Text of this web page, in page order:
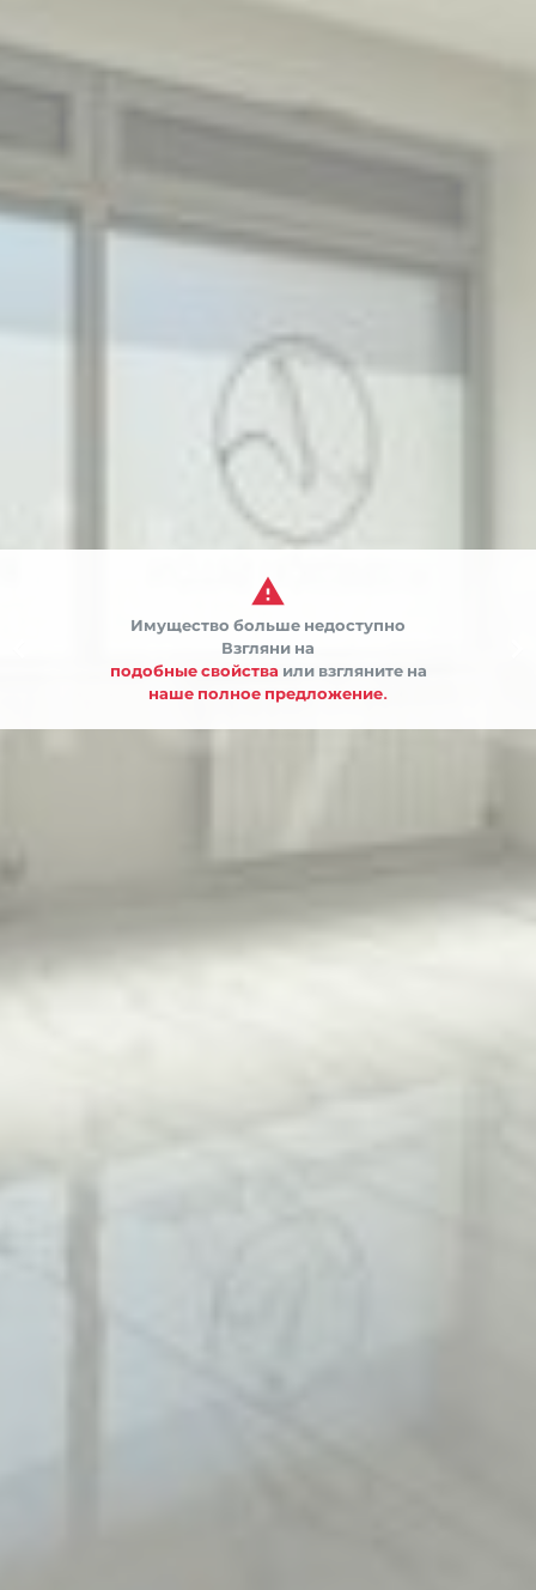

Имущество больше недоступно
Взгляни на
подобные свойства или взгляните на
наше полное предложение.